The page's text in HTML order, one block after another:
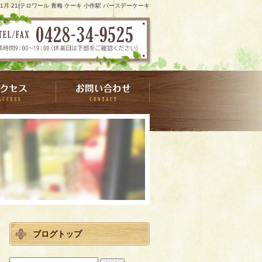
月 21|テロワール 青梅 ケーキ 小作駅 バースデーケーキ
ブログトップ